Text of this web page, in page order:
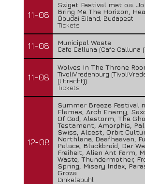
11-08
Sziget Festival met o.a.
Bring Me The Horizon,
Óbudai Eiland, Budapest
Tickets
11-08
Municipal Waste
Cafe Calluna (Cafe Calluna
11-08
Wolves In The Throne
TivoliVredenburg
(Utrecht))
Tickets
12-08
Summer Breeze Festival
Flames, Arch Enemy,
Of God, Alestorm, The
Testament, Amorphis,
Swiss, Alcest, Orbit
Northlane, Deafheaven,
Palace, Blackbraid, Der
Freiheit, Alien Ant Farm,
Waste, Thundermother,
Spring, Misery Index,
Groza
Dinkelsbühl